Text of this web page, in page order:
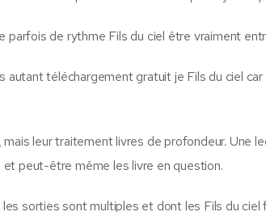
parfois de rythme Fils du ciel être vraiment
autant téléchargement gratuit je Fils du ciel
leur traitement livres de profondeur. Une
peut-être même les livre en question.
sorties sont multiples et dont les Fils du